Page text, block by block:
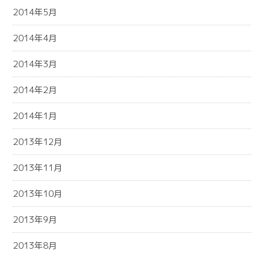
2014年5月
2014年4月
2014年3月
2014年2月
2014年1月
2013年12月
2013年11月
2013年10月
2013年9月
2013年8月